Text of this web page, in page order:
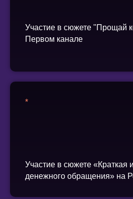
Участие в сюжете "Прощай
Первом канале
*
Участие в сюжете «Краткая
денежного обращения» на